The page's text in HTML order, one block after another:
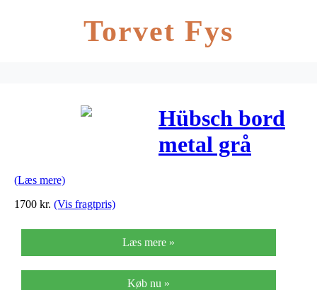
Torvet Fys
Hübsch bord
metal grå
(Læs mere)
1700 kr. (Vis fragtpris)
Læs mere »
Køb nu »